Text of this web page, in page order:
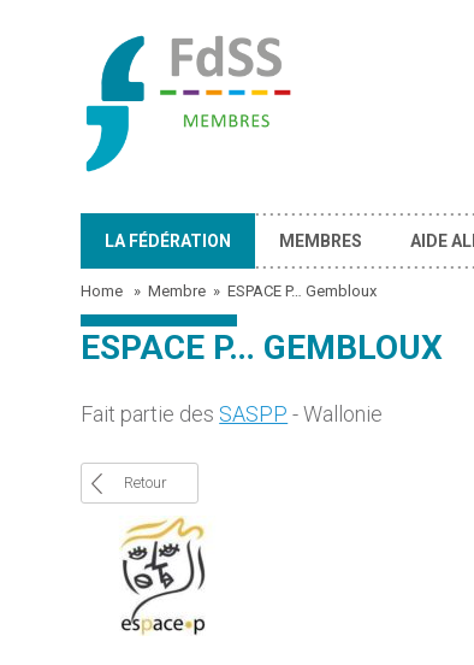
LA FÉDÉRATION MEMBRES AIDE
Home »Membre »ESPACE P… Gembloux
ESPACE P… GEMBLOUX
Fait partie des SASPP - Wallonie
Retour